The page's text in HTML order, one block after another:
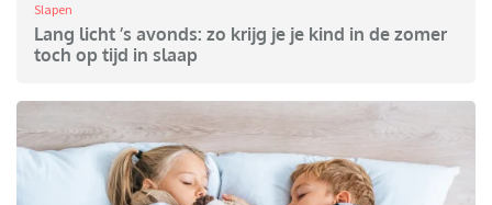
Slapen
Lang licht ’s avonds: zo krijg je je kind in de zomer
toch op tijd in slaap